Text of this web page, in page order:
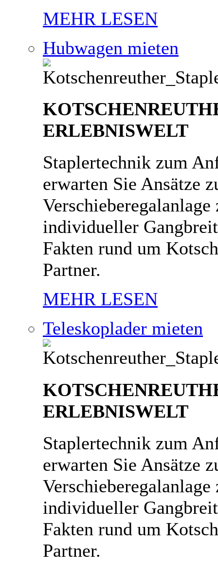
MEHR LESEN
Hubwagen mieten
ERLEBNISWELT
Staplertechnik zum
erwarten Sie Ansätze
individueller
Fakten rund um
Partner.
MEHR LESEN
Teleskoplader mieten
ERLEBNISWELT
Staplertechnik zum
erwarten Sie Ansätze
individueller
Fakten rund um
Partner.